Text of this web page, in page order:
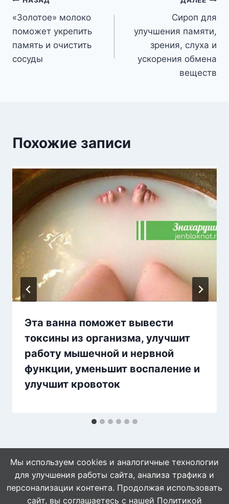
по
записям
«Золотое» молоко
поможет укрепить
память и очистить
сосуды
Сироп для
улучшения памяти,
зрения, слуха и
ускорения обмена
веществ
Похожие записи
Эта ванна поможет вывести
токсины из организма, улучшит
работу мышечной и нервной
функции, уменьшит воспаление и
улучшит кровоток
Мы используем cookies и аналогичные технологии
для улучшения работы сайта, анализа трафика и
персонализации контента. Продолжая использовать
сайт, вы соглашаетесь с нашей Политикой